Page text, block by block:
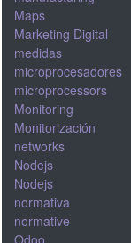
Maps
Marketing Digital
medidas
microprocesadores
microprocessors
Monitoring
Monitorización
networks
Nodejs
Nodejs
normativa
normative